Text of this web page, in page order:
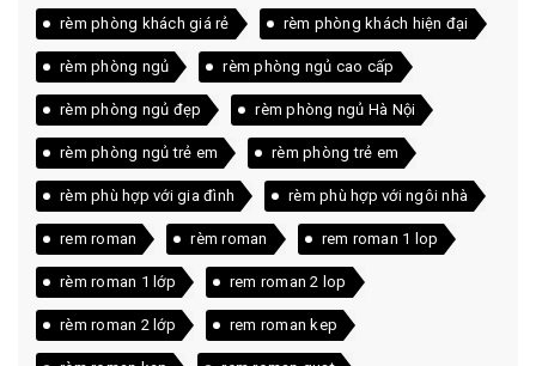
rèm phòng khách giá rẻ rèm phòng khách hiện đại
rèm phòng ngủ rèm phòng ngủ cao cấp
rèm phòng ngủ đẹp rèm phòng ngủ Hà Nội
rèm phòng ngủ trẻ em rèm phòng trẻ em
rèm phù hợp với gia đình rèm phù hợp với ngôi nhà
rem roman rèm roman rem roman 1 lop
rèm roman 1 lớp rem roman 2 lop
rèm roman 2 lớp rem roman kep